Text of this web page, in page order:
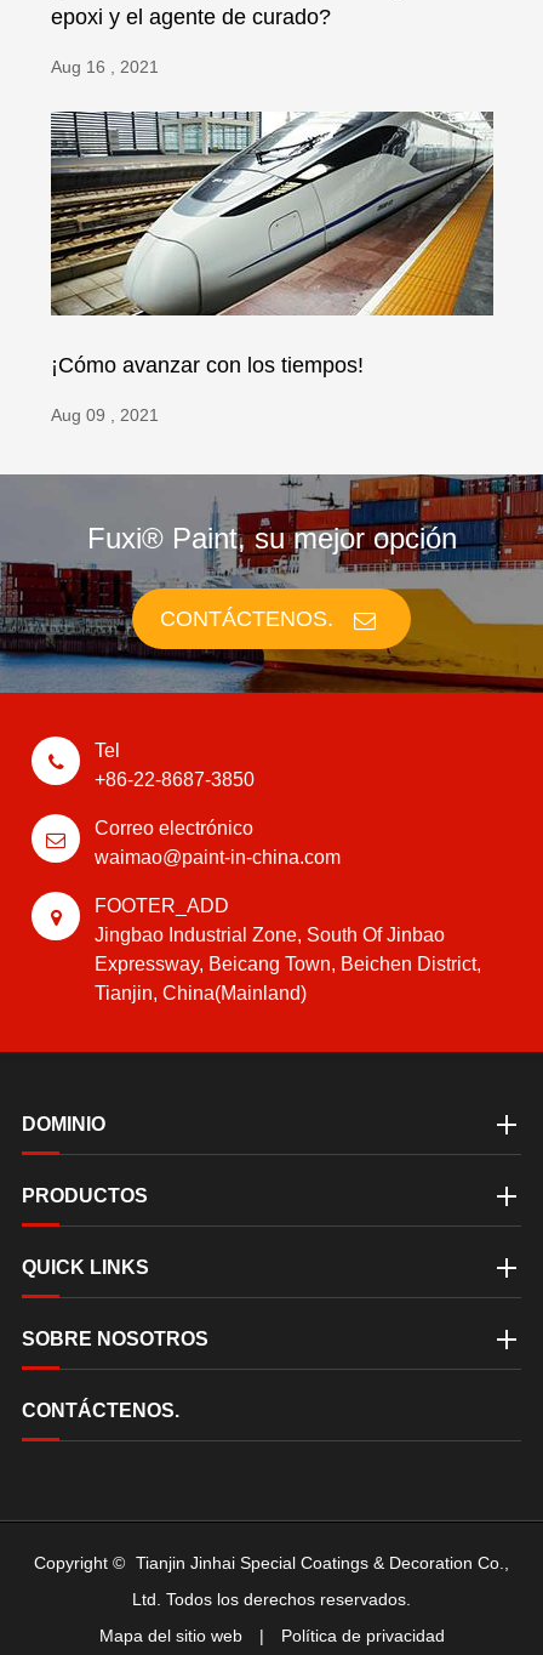
epoxi y el agente de curado?
Aug 16 , 2021
¡Cómo avanzar con los tiempos!
Aug 09 , 2021
Fuxi® Paint, su mejor opción
CONTÁCTENOS.
Tel
+86-22-8687-3850
Correo electrónico
waimao@paint-in-china.com
FOOTER_ADD
Jingbao Industrial Zone, South Of Jinbao
Expressway, Beicang Town, Beichen District,
Tianjin, China(Mainland)
DOMINIO
PRODUCTOS
QUICK LINKS
SOBRE NOSOTROS
CONTÁCTENOS.
Copyright © Tianjin Jinhai Special Coatings & Decoration Co.,
Ltd. Todos los derechos reservados.
Mapa del sitio web
| Política de privacidad